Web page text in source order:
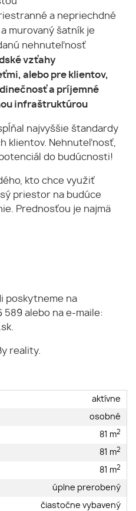
a nepriechdné
murovaný šatník je
nehnuteľnosť
vzťahy
alebo pre klientov,
a príjemné
infraštruktúrou
najvyššie štandardy
klientov. Nehnuteľnosť,
do budúcnosti!
kto chce využiť
priestor na budúce
Prednosťou je najmä
poskytneme na
alebo na e-maile:
reality.
aktívne
osobné
81 m2
81 m2
81 m2
úplne prerobený
čiastočne vybavený